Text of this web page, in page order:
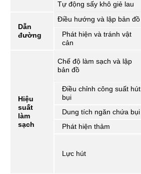
Tự động sấy khô giẻ lau
Dẫn
đường
Điều hướng và lập bản đồ
Phát hiện và tránh vật
cản
Hiệu
suất
làm
sạch
Chế độ làm sạch và lập
bản đồ
Điều chỉnh công suất hút
bụi
Dung tích ngăn chứa bụi
Phát hiện thảm
Lực hút